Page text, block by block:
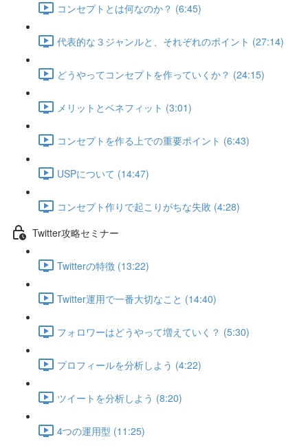
コンセプトとは何なのか？ (6:45)
代表的な３ジャンルと、それぞれのポイント (27:14)
どうやってコンセプトを作っていくか？ (24:15)
メリットとベネフィット (3:01)
コンセプトを作る上での重要ポイント (6:43)
USPについて (14:47)
コンセプト作りで起こりがちな失敗 (4:28)
Twitter攻略セミナー
Twitterの特徴 (13:22)
Twitter運用で一番大切なこと (14:40)
フォロワーはどうやって増えていく？ (5:30)
プロフィールを分析しよう (4:22)
ツイートを分析しよう (8:20)
4つの運用型 (11:25)